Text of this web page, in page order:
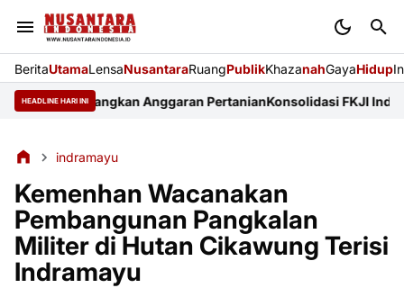
BeritaUtamaLensaNusantaraRuangPublikKhazanahGayaHidup
HEADLINE HARI INI
Perjuangkan Anggaran PertanianKonsolidasi FKJI Indramayu:
indramayu
Kemenhan Wacanakan
Pembangunan Pangkalan
Militer di Hutan Cikawung Terisi
Indramayu